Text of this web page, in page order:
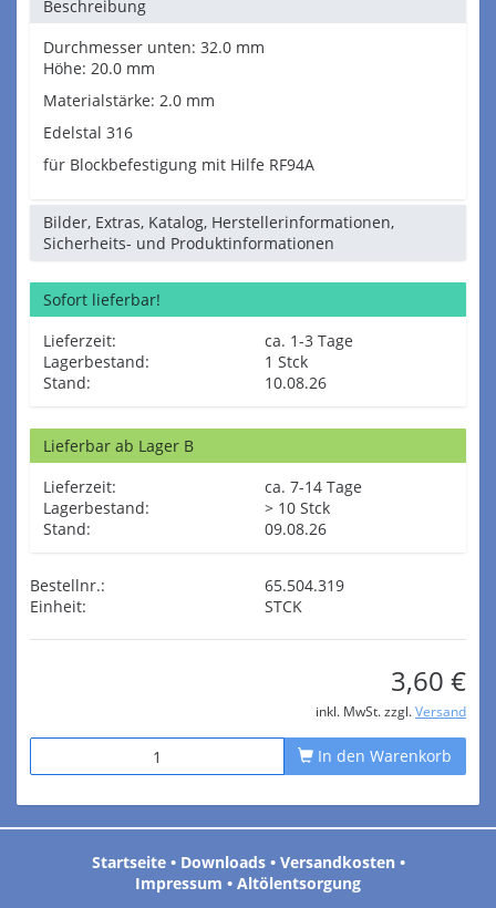
Beschreibung
Durchmesser unten: 32.0 mm
Höhe: 20.0 mm
Materialstärke: 2.0 mm
Edelstal 316
für Blockbefestigung mit Hilfe RF94A
Bilder, Extras, Katalog, Herstellerinformationen,
Sicherheits- und Produktinformationen
Sofort lieferbar!
Lieferzeit:
ca. 1-3 Tage
Lagerbestand:
1 Stck
Stand:
10.08.26
Lieferbar ab Lager B
Lieferzeit:
ca. 7-14 Tage
Lagerbestand:
> 10 Stck
Stand:
09.08.26
Bestellnr.:
65.504.319
Einheit:
STCK
3,60 €
inkl. MwSt. zzgl. Versand
In den Warenkorb
Startseite• Downloads• Versandkosten•
Impressum • Altölentsorgung